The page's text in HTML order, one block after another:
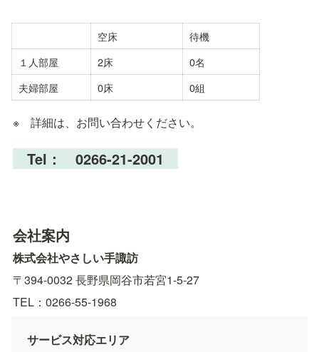
空床
待機
１人部屋
2床
0名
夫婦部屋
0床 0組
※　詳細は、お問い合わせください。
Tel：　0266-21-2001
会社案内
株式会社やさしい手諏訪
〒394-0032 長野県岡谷市若宮1-5-27
TEL：0266-55-1968
サービス対応エリア